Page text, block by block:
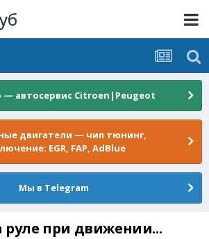
— автосервис Citroen|Peugeot
двигатели — чип тюнинг,
EGR, FAP, AdBlue
Мы в Telegram
руле при движении...